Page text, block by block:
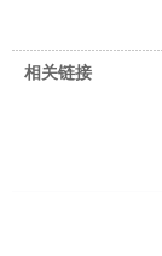
相关链接